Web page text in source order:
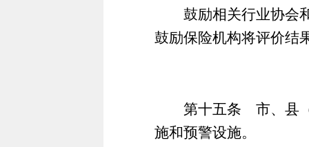
鼓励相关行业协会和
鼓励保险机构将评价结
第十五条 市、县（
施和预警设施。